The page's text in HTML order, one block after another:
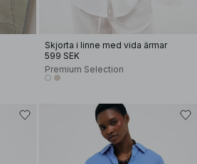
Skjorta i linne med vida ärmar
599 SEK
Premium Selection